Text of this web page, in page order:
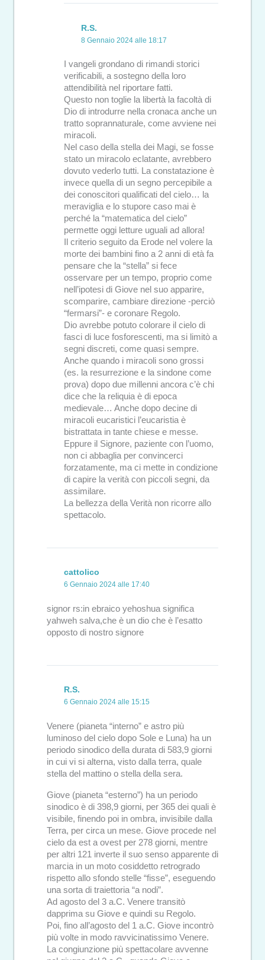
R.S.
8 Gennaio 2024 alle 18:17
I vangeli grondano di rimandi storici
verificabili, a sostegno della loro
attendibilità nel riportare fatti.
Questo non toglie la libertà la facoltà di
Dio di introdurre nella cronaca anche un
tratto soprannaturale, come avviene nei
miracoli.
Nel caso della stella dei Magi, se fosse
stato un miracolo eclatante, avrebbero
dovuto vederlo tutti. La constatazione è
invece quella di un segno percepibile a
dei conoscitori qualificati del cielo… la
meraviglia e lo stupore caso mai è
perché la “matematica del cielo”
permette oggi letture uguali ad allora!
Il criterio seguito da Erode nel volere la
morte dei bambini fino a 2 anni di età fa
pensare che la “stella” si fece
osservare per un tempo, proprio come
nell’ipotesi di Giove nel suo apparire,
scomparire, cambiare direzione -perciò
“fermarsi”- e coronare Regolo.
Dio avrebbe potuto colorare il cielo di
fasci di luce fosforescenti, ma si limitò a
segni discreti, come quasi sempre.
Anche quando i miracoli sono grossi
(es. la resurrezione e la sindone come
prova) dopo due millenni ancora c’è chi
dice che la reliquia è di epoca
medievale… Anche dopo decine di
miracoli eucaristici l’eucaristia è
bistrattata in tante chiese e messe.
Eppure il Signore, paziente con l’uomo,
non ci abbaglia per convincerci
forzatamente, ma ci mette in condizione
di capire la verità con piccoli segni, da
assimilare.
La bellezza della Verità non ricorre allo
spettacolo.
cattolico
6 Gennaio 2024 alle 17:40
signor rs:in ebraico yehoshua significa
yahweh salva,che è un dio che è l’esatto
opposto di nostro signore
R.S.
6 Gennaio 2024 alle 15:15
Venere (pianeta “interno” e astro più
luminoso del cielo dopo Sole e Luna) ha un
periodo sinodico della durata di 583,9 giorni
in cui vi si alterna, visto dalla terra, quale
stella del mattino o stella della sera.
Giove (pianeta “esterno”) ha un periodo
sinodico è di 398,9 giorni, per 365 dei quali è
visibile, finendo poi in ombra, invisibile dalla
Terra, per circa un mese. Giove procede nel
cielo da est a ovest per 278 giorni, mentre
per altri 121 inverte il suo senso apparente di
marcia in un moto cosiddetto retrogrado
rispetto allo sfondo stelle “fisse”, eseguendo
una sorta di traiettoria “a nodi”.
Ad agosto del 3 a.C. Venere transitò
dapprima su Giove e quindi su Regolo.
Poi, fino all’agosto del 1 a.C. Giove incontrò
più volte in modo ravvicinatissimo Venere.
La congiunzione più spettacolare avvenne